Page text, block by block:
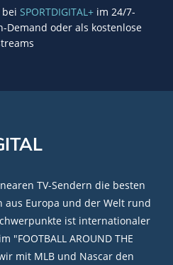
SPORTDIGITAL+im 24/7-
Demand oder als kostenlose
TV-Sendern die besten
aus Europa und der Welt rund
ist internationaler
"FOOTBALL AROUND THE
mit MLB und Nascar den